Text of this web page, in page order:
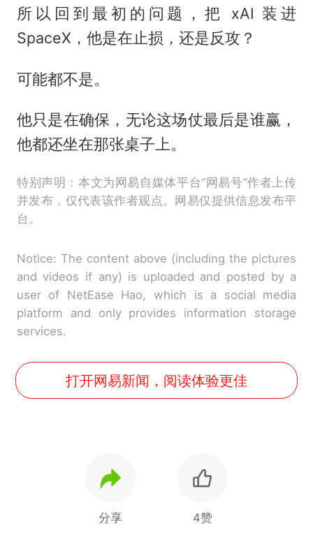
所以回到最初的问题，把 xAI 装进
SpaceX，他是在止损，还是反攻？
可能都不是。
他只是在确保，无论这场仗最后是谁赢，
他都还坐在那张桌子上。
特别声明：本文为网易自媒体平台“网易号”作者上传
并发布，仅代表该作者观点。网易仅提供信息发布平
台。
Notice: The content above (including the pictures
and videos if any) is uploaded and posted by a
user of NetEase Hao, which is a social media
platform and only provides information storage
services.
打开网易新闻，阅读体验更佳
分享 4赞